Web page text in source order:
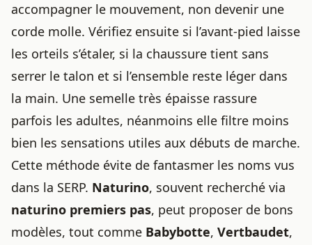
accompagner le mouvement, non devenir une
corde molle. Vérifiez ensuite si l’avant-pied laisse
les orteils s’étaler, si la chaussure tient sans
serrer le talon et si l’ensemble reste léger dans
la main. Une semelle très épaisse rassure
parfois les adultes, néanmoins elle filtre moins
bien les sensations utiles aux débuts de marche.
Cette méthode évite de fantasmer les noms vus
dans la SERP. Naturino, souvent recherché via
naturino premiers pas, peut proposer de bons
modèles, tout comme Babybotte, Vertbaudet,